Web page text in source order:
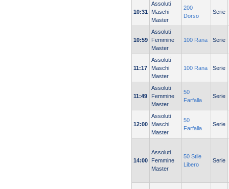
10:31
Assoluti
Maschi
Master
200
Dorso
Serie
10:59
Assoluti
Femmine
Master
100 Rana Serie
11:17
Assoluti
Maschi
Master
100 Rana Serie
11:49
Assoluti
Femmine
Master
50
Farfalla
Serie
12:00
Assoluti
Maschi
Master
50
Farfalla
Serie
14:00
Assoluti
Femmine
Master
50 Stile
Libero
Serie